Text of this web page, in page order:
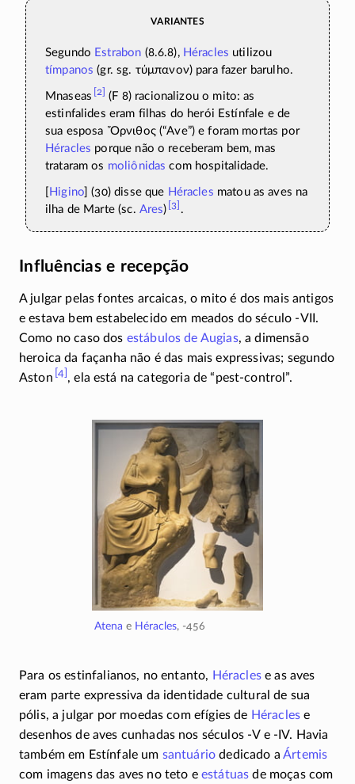
Variantes
Segundo Estrabon (8.6.8), Héracles utilizou
tímpanos (gr. sg. τύμπανον) para fazer barulho.
Mnaseas [2] (F 8) racionalizou o mito: as
estinfalides eram filhas do herói Estínfale e de
sua esposaὌρνιθος(“Ave”) e foram mortas por
Héracles porque não o receberam bem, mas
trataram os moliônidas com hospitalidade.
Higino ] (30) disse que Héracles matou as aves na
ilha de Marte (sc. Ares) [3] .
Influências e recepção
A julgar pelas fontes arcaicas, o mito é dos mais antigos
e estava bem estabelecido em meados do século -VII .
Como no caso dos estábulos de Augias, a dimensão
heroica da façanha não é das mais expressivas; segundo
Aston [4] , ela está na categoria de “pest-control”.
Atena e Héracles, -456
Para os estinfalianos, no entanto, Héraclese as aves
eram parte expressiva da identidade cultural de sua
pólis, a julgar por moedas com efígies de Héracles e
desenhos de aves cunhadas nos séculos -Ve -IV. Havia
também em Estínfale um santuário dedicado aÁrtemis
com imagens das aves no teto e estátuas de moças com